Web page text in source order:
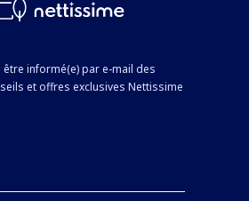
être informé(e) par e-mail des
et offres exclusives Nettissime